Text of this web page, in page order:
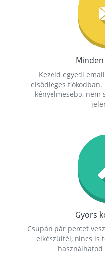
Kezeld egyedi
elsődleges
kényelmesebb, nem
Gyors
Csupán pár percet
elkészültél, nincs is